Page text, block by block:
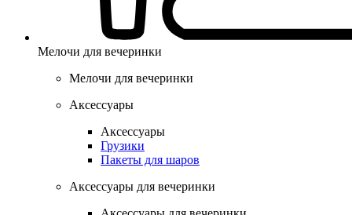
Мелочи для вечеринки
Мелочи для вечеринки
Аксессуары
Аксессуары
Грузики
Пакеты для шаров
Аксессуары для вечеринки